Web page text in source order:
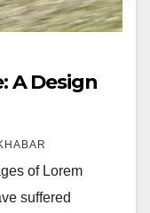
A Design
of Lorem
suffered